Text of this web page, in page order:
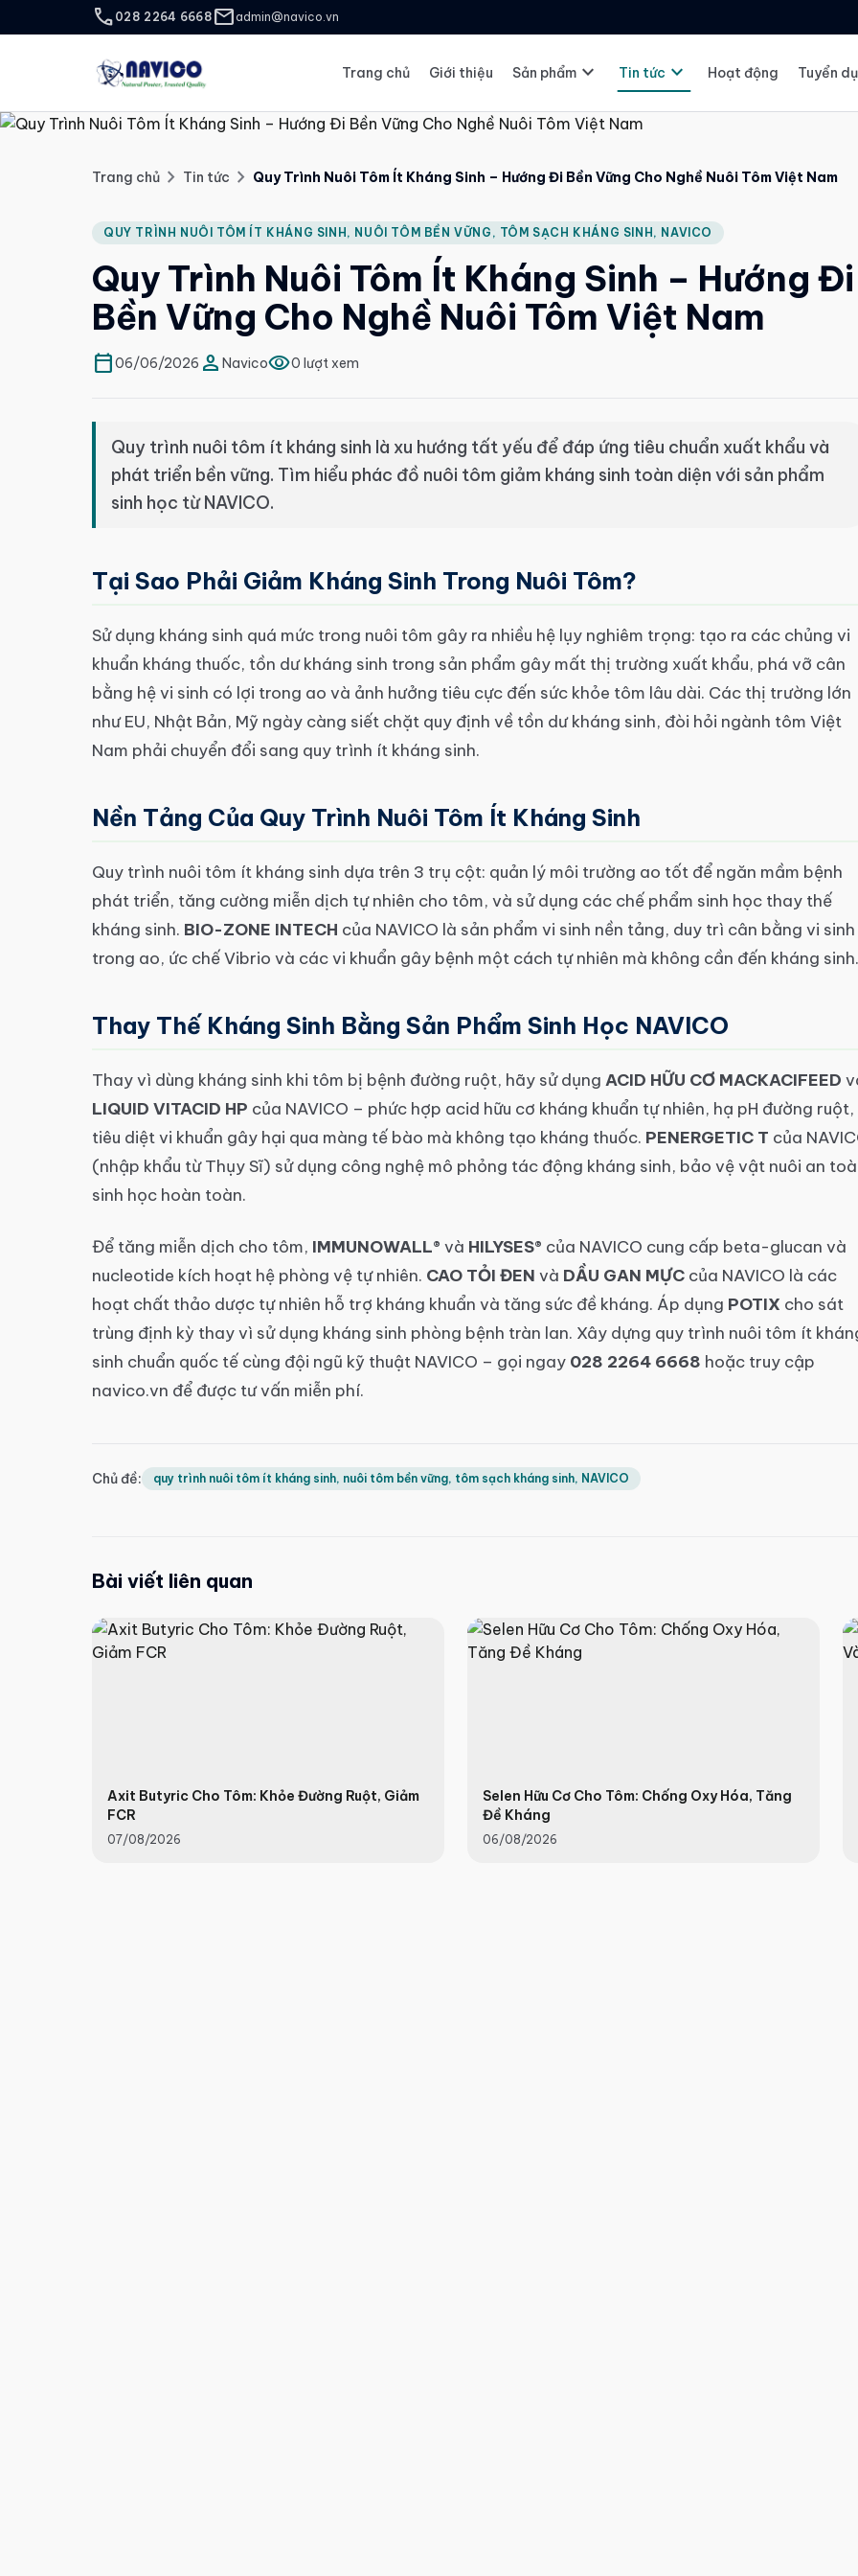
call 028 2264 6668 mailadmin@navico.vn
Trang chủ Giới thiệu Sản phẩm expand_more Tin tức expand_more Hoạt động Tuyển
Trang chủ chevron_right Tin tức chevron_right Quy Trình Nuôi Tôm Ít Kháng Sinh – Hướng Đi Bền Vững Cho Nghề Nuôi Tôm Việt Nam
QUY TRÌNH NUÔI TÔM ÍT KHÁNG SINH, NUÔI TÔM BỀN VỮNG, TÔM SẠCH KHÁNG SINH, NAVICO
Quy Trình Nuôi Tôm Ít Kháng Sinh – Hướng Đi
Bền Vững Cho Nghề Nuôi Tôm Việt Nam
calendar_today06/06/2026 person Navicovisibility0 lượt xem
Quy trình nuôi tôm ít kháng sinh là xu hướng tất yếu để đáp ứng tiêu chuẩn xuất khẩu và
phát triển bền vững. Tìm hiểu phác đồ nuôi tôm giảm kháng sinh toàn diện với sản phẩm
sinh học từ NAVICO.
Tại Sao Phải Giảm Kháng Sinh Trong Nuôi Tôm?
Sử dụng kháng sinh quá mức trong nuôi tôm gây ra nhiều hệ lụy nghiêm trọng: tạo ra các chủng vi
khuẩn kháng thuốc, tồn dư kháng sinh trong sản phẩm gây mất thị trường xuất khẩu, phá vỡ cân
bằng hệ vi sinh có lợi trong ao và ảnh hưởng tiêu cực đến sức khỏe tôm lâu dài. Các thị trường lớn
như EU, Nhật Bản, Mỹ ngày càng siết chặt quy định về tồn dư kháng sinh, đòi hỏi ngành tôm Việt
Nam phải chuyển đổi sang quy trình ít kháng sinh.
Nền Tảng Của Quy Trình Nuôi Tôm Ít Kháng Sinh
Quy trình nuôi tôm ít kháng sinh dựa trên 3 trụ cột: quản lý môi trường ao tốt để ngăn mầm bệnh
phát triển, tăng cường miễn dịch tự nhiên cho tôm, và sử dụng các chế phẩm sinh học thay thế
kháng sinh. BIO-ZONE INTECH của NAVICO là sản phẩm vi sinh nền tảng, duy trì cân bằng vi sinh
trong ao, ức chế Vibrio và các vi khuẩn gây bệnh một cách tự nhiên mà không cần đến kháng sinh.
Thay Thế Kháng Sinh Bằng Sản Phẩm Sinh Học NAVICO
Thay vì dùng kháng sinh khi tôm bị bệnh đường ruột, hãy sử dụng ACID HỮU CƠ MACKACIFEED
LIQUID VITACID HP của NAVICO – phức hợp acid hữu cơ kháng khuẩn tự nhiên, hạ pH đường ruột,
tiêu diệt vi khuẩn gây hại qua màng tế bào mà không tạo kháng thuốc. PENERGETIC T của
(nhập khẩu từ Thụy Sĩ) sử dụng công nghệ mô phỏng tác động kháng sinh, bảo vệ vật nuôi an
sinh học hoàn toàn.
Để tăng miễn dịch cho tôm, IMMUNOWALL® và HILYSES® của NAVICO cung cấp beta-glucan và
nucleotide kích hoạt hệ phòng vệ tự nhiên. CAO TỎI ĐEN và DẦU GAN MỰC của NAVICO là các
hoạt chất thảo dược tự nhiên hỗ trợ kháng khuẩn và tăng sức đề kháng. Áp dụng POTIX cho sát
trùng định kỳ thay vì sử dụng kháng sinh phòng bệnh tràn lan. Xây dựng quy trình nuôi tôm ít
sinh chuẩn quốc tế cùng đội ngũ kỹ thuật NAVICO – gọi ngay 028 2264 6668 hoặc truy cập
navico.vn để được tư vấn miễn phí.
Chủ đề: quy trình nuôi tôm ít kháng sinh, nuôi tôm bền vững, tôm sạch kháng sinh, NAVICO
Bài viết liên quan
Axit Butyric Cho Tôm: Khỏe Đường Ruột, Giảm
FCR
07/08/2026
Selen Hữu Cơ Cho Tôm: Chống Oxy Hóa, Tăng
Đề Kháng
06/08/2026